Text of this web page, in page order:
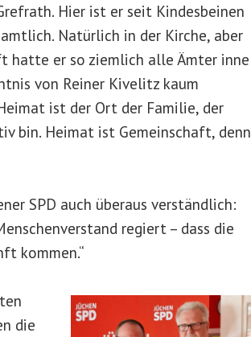
Hier ist er seit Kindesbeinen
Natürlich in der Kirche, aber
hatte er so ziemlich alle Ämter inne
von Reiner Kivelitz kaum
ist der Ort der Familie, der
bin. Heimat ist Gemeinschaft, denn
SPD auch überaus verständlich:
regiert – dass die
kommen.“
die